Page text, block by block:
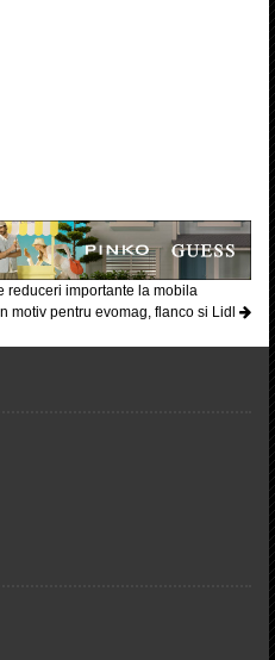
reduceri importante la mobila
motiv pentru evomag, flanco si Lidl